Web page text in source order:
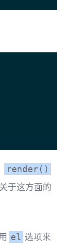
render()
于这方面的
el 选项来